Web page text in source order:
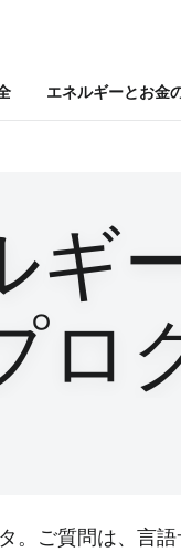
エネルギーとお金
ギ
ロ
。ご質問は、言